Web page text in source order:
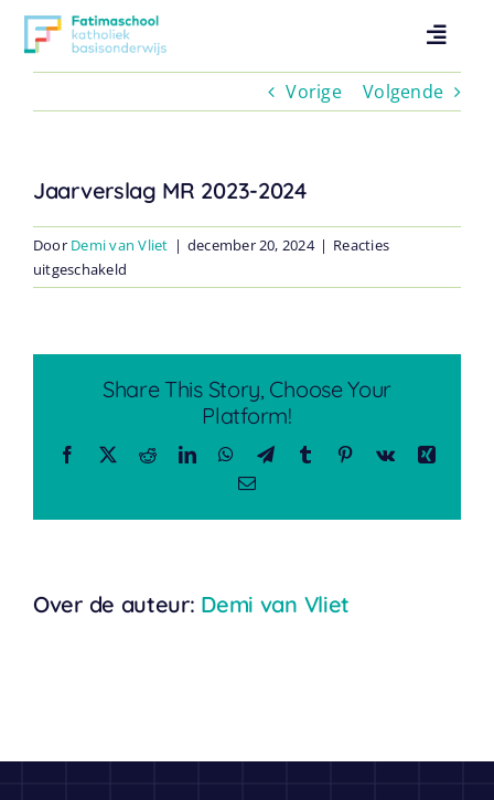
naar
inhoud
Praktische info
Leerlingzorg
Peuterspeelzaal
Vorige Volgende
Jaarverslag MR 2023-2024
Door Demi van Vliet | december 20, 2024 | Reacties
uitgeschakeld
Jaarverslag
Share This Story, Choose Your
Platform!
Facebook
X RedditLinkedInWhatsApp
TelegramTumblr Pinterest
Vk
Xing
E-
Over de auteur: Demi van Vliet